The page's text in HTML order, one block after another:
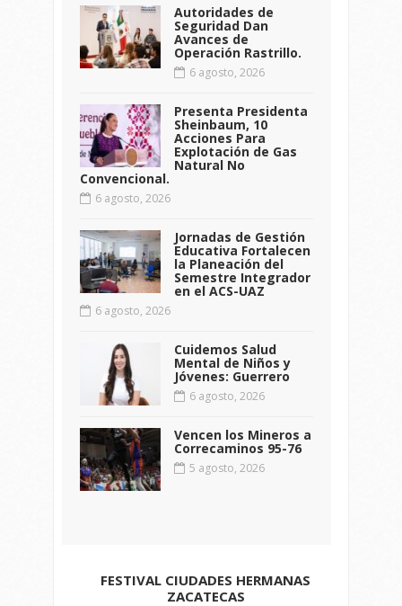
Autoridades de
Seguridad Dan
Avances de
Operación Rastrillo.
6 agosto, 2026
Presenta Presidenta
Sheinbaum, 10
Acciones Para
Explotación de Gas
Natural No
Convencional.
6 agosto, 2026
Jornadas de Gestión
Educativa Fortalecen
la Planeación del
Semestre Integrador
en el ACS-UAZ
6 agosto, 2026
Cuidemos Salud
Mental de Niños y
Jóvenes: Guerrero
6 agosto, 2026
Vencen los Mineros a
Correcaminos 95-76
5 agosto, 2026
FESTIVAL CIUDADES HERMANAS
ZACATECAS